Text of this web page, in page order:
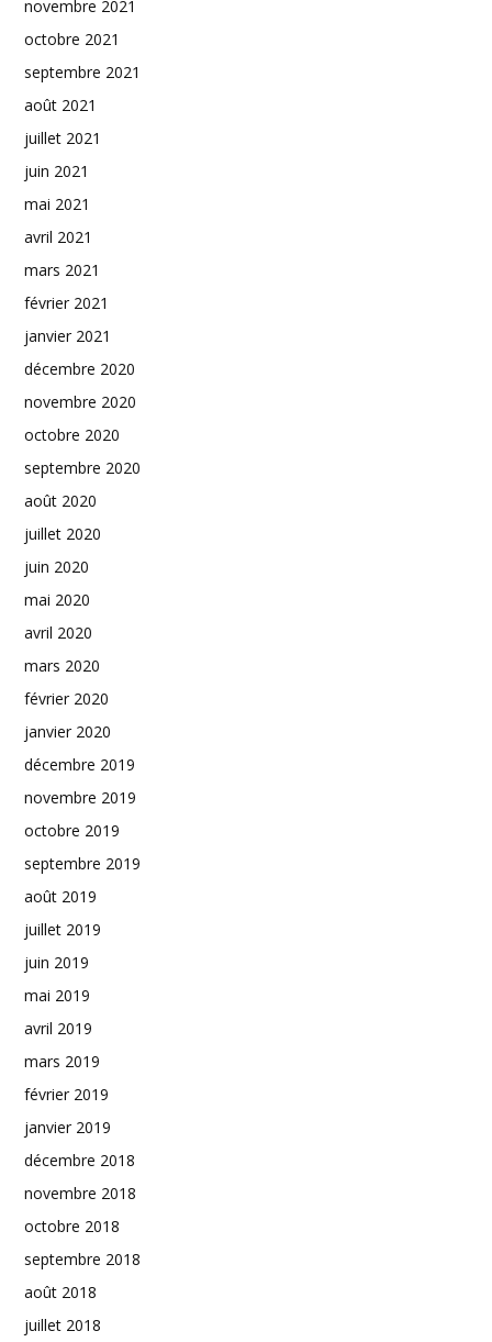
novembre 2021
octobre 2021
septembre 2021
août 2021
juillet 2021
juin 2021
mai 2021
avril 2021
mars 2021
février 2021
janvier 2021
décembre 2020
novembre 2020
octobre 2020
septembre 2020
août 2020
juillet 2020
juin 2020
mai 2020
avril 2020
mars 2020
février 2020
janvier 2020
décembre 2019
novembre 2019
octobre 2019
septembre 2019
août 2019
juillet 2019
juin 2019
mai 2019
avril 2019
mars 2019
février 2019
janvier 2019
décembre 2018
novembre 2018
octobre 2018
septembre 2018
août 2018
juillet 2018